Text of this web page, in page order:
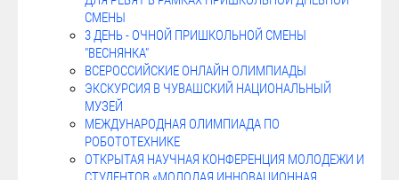
СМЕНЫ
3 ДЕНЬ - ОЧНОЙ ПРИШКОЛЬНОЙ СМЕНЫ
"ВЕСНЯНКА"
ВСЕРОССИЙСКИЕ ОНЛАЙН ОЛИМПИАДЫ
ЭКСКУРСИЯ В ЧУВАШСКИЙ НАЦИОНАЛЬНЫЙ
МУЗЕЙ
МЕЖДУНАРОДНАЯ ОЛИМПИАДА ПО
РОБОТОТЕХНИКЕ
ОТКРЫТАЯ НАУЧНАЯ КОНФЕРЕНЦИЯ МОЛОДЕЖИ И